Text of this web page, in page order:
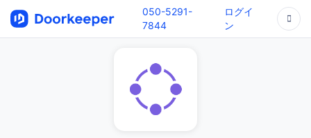
050-5291-
7844
ログイ
ン